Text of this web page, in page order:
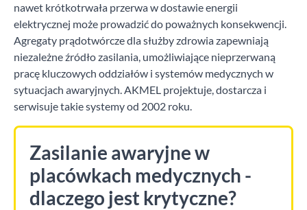
nawet krótkotrwała przerwa w dostawie energii
elektrycznej może prowadzić do poważnych konsekwencji.
Agregaty prądotwórcze dla służby zdrowia zapewniają
niezależne źródło zasilania, umożliwiające nieprzerwaną
pracę kluczowych oddziałów i systemów medycznych w
sytuacjach awaryjnych. AKMEL projektuje, dostarcza i
serwisuje takie systemy od 2002 roku.
Zasilanie awaryjne w
placówkach medycznych -
dlaczego jest krytyczne?